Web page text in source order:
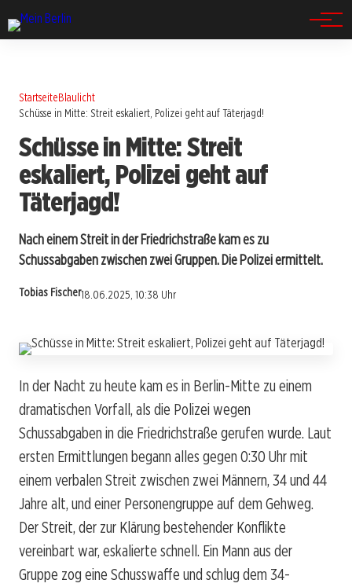
StartseiteBlaulicht
Schüsse in Mitte: Streit eskaliert, Polizei geht auf Täterjagd!
Schüsse in Mitte: Streit
eskaliert, Polizei geht auf
Täterjagd!
Nach einem Streit in der Friedrichstraße kam es zu
Schussabgaben zwischen zwei Gruppen. Die Polizei ermittelt.
Tobias Fischer18.06.2025, 10:38 Uhr
In der Nacht zu heute kam es in Berlin-Mitte zu einem
dramatischen Vorfall, als die Polizei wegen
Schussabgaben in die Friedrichstraße gerufen wurde. Laut
ersten Ermittlungen begann alles gegen 0:30 Uhr mit
einem verbalen Streit zwischen zwei Männern, 34 und 44
Jahre alt, und einer Personengruppe auf dem Gehweg.
Der Streit, der zur Klärung bestehender Konflikte
vereinbart war, eskalierte schnell. Ein Mann aus der
Gruppe zog eine Schusswaffe und schlug dem 34-